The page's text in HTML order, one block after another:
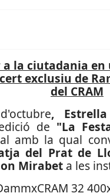
a la ciutadania
exclusiu de
del CRAM
,
de "La
amb la qual
del Prat de
Mirabet a les